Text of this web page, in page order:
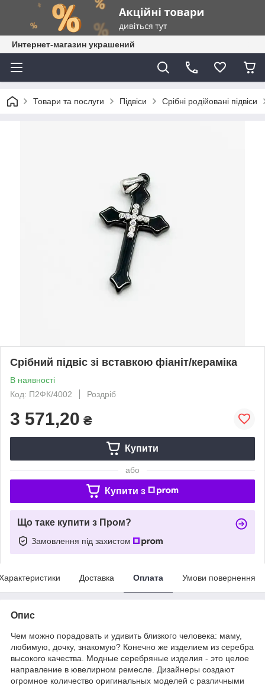
Интернет-магазин украшений
Товари та послуги Підвіси Срібні родійовані підвіси
Срібний підвіс зі вставкою фіаніт/кераміка
В наявності
Код: П2ФК/4002
Роздріб
3 571,20 ₴
Купити
або
Купити з
Що таке купити з Пром?
Замовлення під захистом
Доставка Оплата Умови повернення
Опис
Чем можно порадовать и удивить близкого человека: маму,
любимую, дочку, знакомую? Конечно же изделием из серебра
высокого качества. Модные серебряные изделия - это целое
направление в ювелирном ремесле. Дизайнеры создают
огромное количество оригинальных моделей с различными